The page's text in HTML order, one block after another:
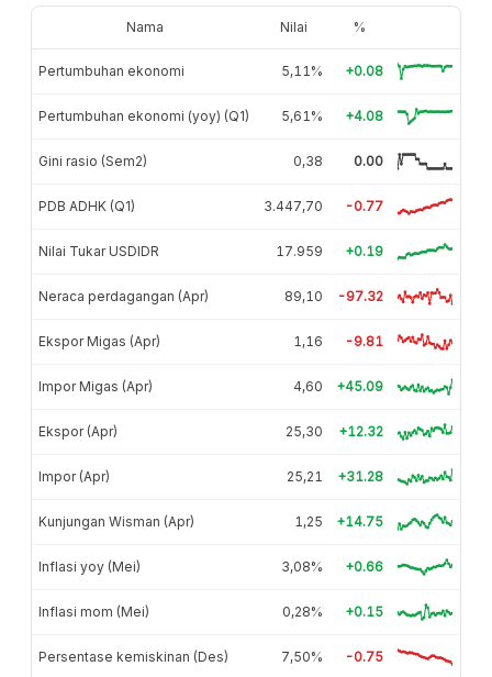
Nama Nilai %
Pertumbuhan ekonomi 5,11% +0.08
Pertumbuhan ekonomi (yoy) (Q1) 5,61% +4.08
Gini rasio (Sem2) 0,38 0.00
PDB ADHK (Q1) 3.447,70 -0.77
Nilai Tukar USDIDR 17.959 +0.19
Neraca perdagangan (Apr) 89,10 -97.32
Ekspor Migas (Apr) 1,16 -9.81
Impor Migas (Apr) 4,60 +45.09
Ekspor (Apr) 25,30 +12.32
Impor (Apr) 25,21 +31.28
Kunjungan Wisman (Apr) 1,25 +14.75
Inflasi yoy (Mei) 3,08% +0.66
Inflasi mom (Mei) 0,28% +0.15
Persentase kemiskinan (Des) 7,50% -0.75